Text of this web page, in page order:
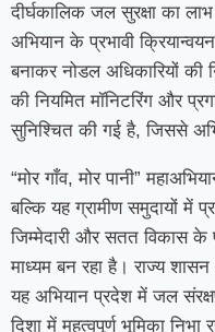
दीर्घकालिक जल सुरक्षा का
अभियान के प्रभावी
बनाकर नोडल अधिकारियों की
की नियमित मॉनिटरिंग और
सुनिश्चित की गई है, जिससे
“मोर गाँव, मोर पानी”
बल्कि यह ग्रामीण समुदायों में
जिम्मेदारी और सतत विकास
माध्यम बन रहा है। राज्य
यह अभियान प्रदेश में जल
दिशा में महत्वपूर्ण भूमिका निभा